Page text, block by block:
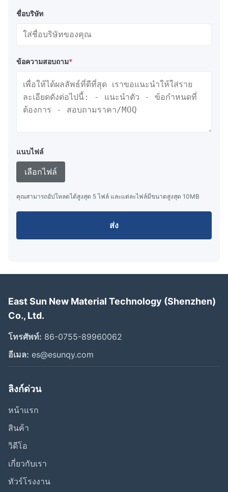
ชื่อบริษัท
ข้อความสอบถาม*
แนบไฟล์
เลือกไฟล์
คุณสามารถอัปโหลดได้สูงสุด 5 ไฟล์ และแต่ละไฟล์มีขนาดสูงสุด 10MB
ส่ง
East Sun New Material Technology (Shenzhen)
Co., Ltd.
โทรศัพท์: 86-0755-89960062
อีเมล: es@esunqy.com
ลิงก์ด่วน
หน้าแรก
สินค้า
วิดีโอ
เกี่ยวกับเรา
ทัวร์โรงงาน